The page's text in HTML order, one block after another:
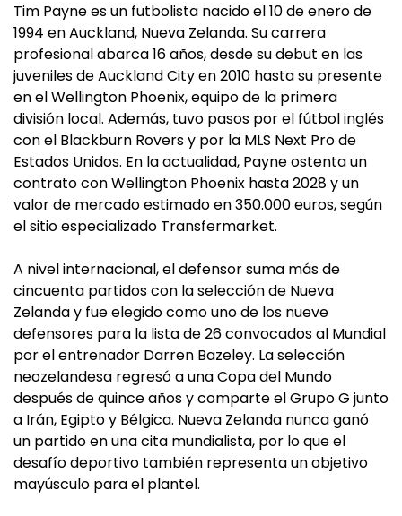
Tim Payne es un futbolista nacido el 10 de enero de
1994 en Auckland, Nueva Zelanda. Su carrera
profesional abarca 16 años, desde su debut en las
juveniles de Auckland City en 2010 hasta su presente
en el Wellington Phoenix, equipo de la primera
división local. Además, tuvo pasos por el fútbol inglés
con el Blackburn Rovers y por la MLS Next Pro de
Estados Unidos. En la actualidad, Payne ostenta un
contrato con Wellington Phoenix hasta 2028 y un
valor de mercado estimado en 350.000 euros, según
el sitio especializado Transfermarket.
A nivel internacional, el defensor suma más de
cincuenta partidos con la selección de Nueva
Zelanda y fue elegido como uno de los nueve
defensores para la lista de 26 convocados al Mundial
por el entrenador Darren Bazeley. La selección
neozelandesa regresó a una Copa del Mundo
después de quince años y comparte el Grupo G junto
a Irán, Egipto y Bélgica. Nueva Zelanda nunca ganó
un partido en una cita mundialista, por lo que el
desafío deportivo también representa un objetivo
mayúsculo para el plantel.